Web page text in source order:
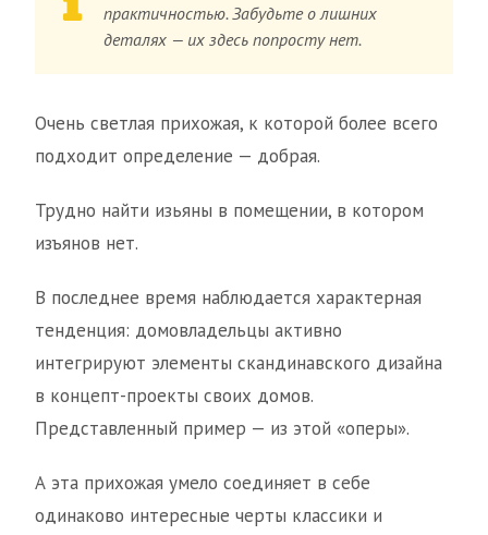
практичностью. Забудьте о лишних
деталях — их здесь попросту нет.
Очень светлая прихожая, к которой более всего
подходит определение — добрая.
Трудно найти изьяны в помещении, в котором
изъянов нет.
В последнее время наблюдается характерная
тенденция: домовладельцы активно
интегрируют элементы скандинавского дизайна
в концепт-проекты своих домов.
Представленный пример — из этой «оперы».
А эта прихожая умело соединяет в себе
одинаково интересные черты классики и